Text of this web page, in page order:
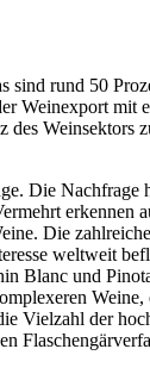
sind rund 50
Weinexport mit
des Weinsektors
Die Nachfrage
erkennen
Die
weltweit
Blanc und
Weine,
Vielzahl der